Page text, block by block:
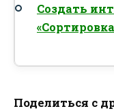
Создать
Поделиться с